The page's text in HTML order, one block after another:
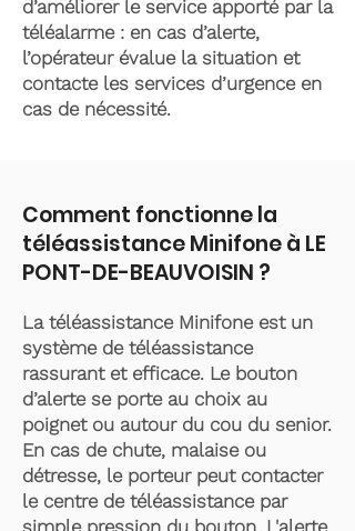
d’améliorer le service apporté par la
téléalarme : en cas d’alerte,
l’opérateur évalue la situation et
contacte les services d’urgence en
cas de nécessité.
Comment fonctionne la
téléassistance Minifone à LE
PONT-DE-BEAUVOISIN ?
La téléassistance Minifone est un
système de téléassistance
rassurant et efficace. Le bouton
d’alerte se porte au choix au
poignet ou autour du cou du senior.
En cas de chute, malaise ou
détresse, le porteur peut contacter
le centre de téléassistance par
simple pression du bouton. L'alerte